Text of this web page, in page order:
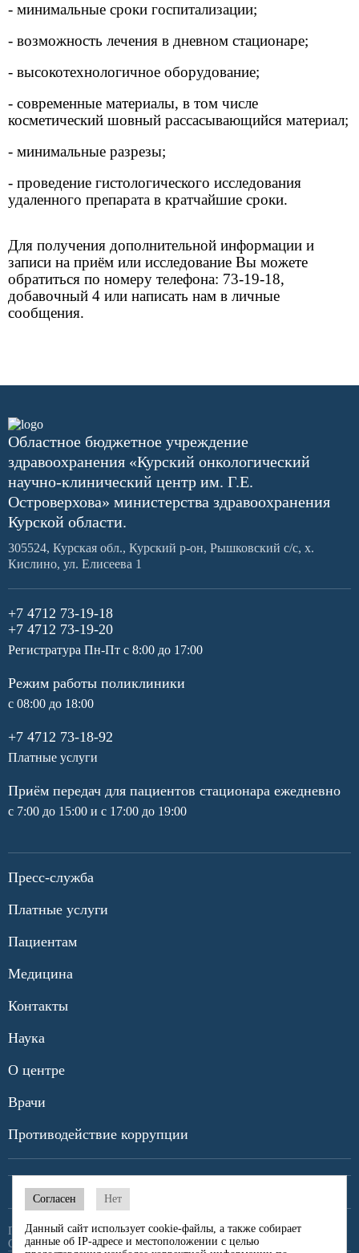
- минимальные сроки госпитализации;
- возможность лечения в дневном стационаре;
- высокотехнологичное оборудование;
- современные материалы, в том числе
косметический шовный рассасывающийся материал;
- минимальные разрезы;
- проведение гистологического исследования
удаленного препарата в кратчайшие сроки.
Для получения дополнительной информации и
записи на приём или исследование Вы можете
обратиться по номеру телефона: 73-19-18,
добавочный 4 или написать нам в личные
сообщения.
Областное бюджетное учреждение
здравоохранения «Курский онкологический
научно-клинический центр им. Г.Е.
Островерхова» министерства здравоохранения
Курской области.
305524, Курская обл., Курский р-он, Рышковский с/с, х.
Кислино, ул. Елисеева 1
+7 4712 73-19-18
+7 4712 73-19-20
Регистратура Пн-Пт с 8:00 до 17:00
Режим работы поликлиники
с 08:00 до 18:00
+7 4712 73-18-92
Платные услуги
Приём передач для пациентов стационара ежедневно
с 7:00 до 15:00 и с 17:00 до 19:00
Пресс-служба
Платные услуги
Пациентам
Медицина
Контакты
Наука
О центре
Врачи
Противодействие коррупции
Политика конфиденциальности
Обработка персональных данных
Данный сайт использует cookie-файлы, а также собирает
данные об IP-адресе и местоположении с целью
Согласен Нет